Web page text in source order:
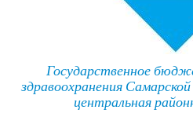
Государственное
здравоохранения
центральная